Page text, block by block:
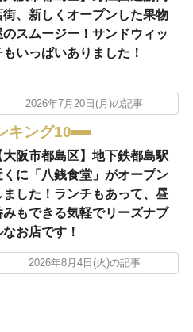
街、新しくオープンした果物
のスムージー！サンドウィッ
もいっぱいありました！
2026年7月20日(月)の記事
キング10
大阪市都島区】地下鉄都島駅
くに「八銭食堂」がオープン
ました！ランチもあって、昼
みもできる気軽でリーズナブ
なお店です！
2026年8月4日(火)の記事